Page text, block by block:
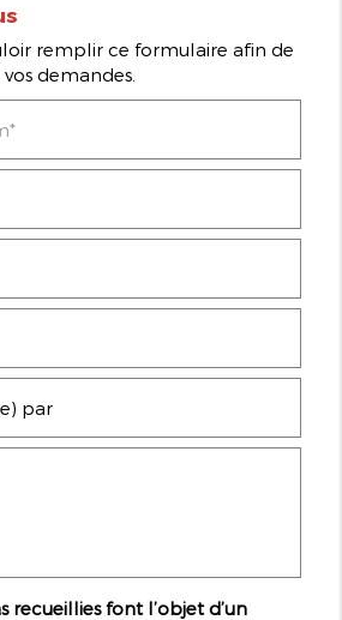
remplir ce formulaire afin de
demandes.
recueillies font l’objet d’un